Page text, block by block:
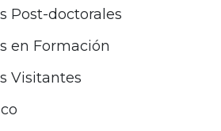
Post-doctorales
en Formación
Visitantes